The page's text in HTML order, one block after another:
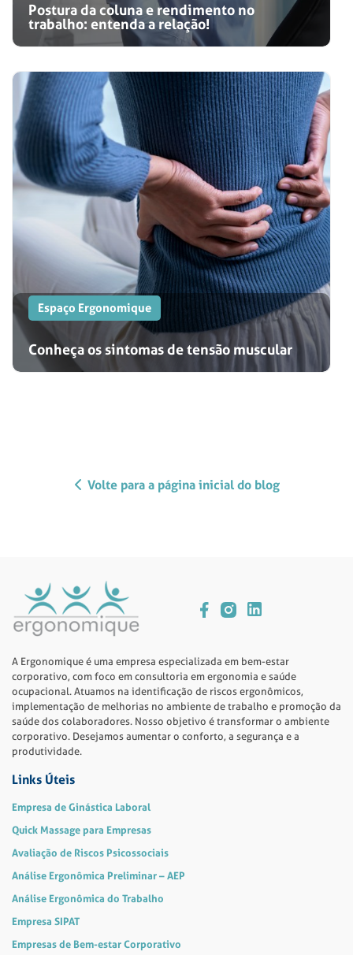
Postura da coluna e rendimento no
trabalho: entenda a relação!
Espaço Ergonomique
Conheça os sintomas de tensão muscular
Volte para a página inicial do blog
A Ergonomique é uma empresa especializada em bem-estar
corporativo, com foco em consultoria em ergonomia e saúde
ocupacional. Atuamos na identificação de riscos ergonômicos,
implementação de melhorias no ambiente de trabalho e promoção da
saúde dos colaboradores. Nosso objetivo é transformar o ambiente
corporativo. Desejamos aumentar o conforto, a segurança e a
produtividade.
Links Úteis
Empresa de Ginástica Laboral
Quick Massage para Empresas
Avaliação de Riscos Psicossociais
Análise Ergonômica Preliminar – AEP
Análise Ergonômica do Trabalho
Empresa SIPAT
Empresas de Bem-estar Corporativo